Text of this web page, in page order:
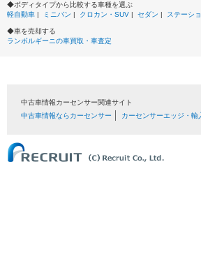
◆ボディタイプから比較する車種を選ぶ
軽自動車 | ミニバン | クロカン・SUV | セダン | ステーシ
◆車を売却する
ランボルギーニの車買取・車査定
中古車情報カーセンサー関連サイト
中古車情報ならカーセンサー
カーセンサーエッジ・輸